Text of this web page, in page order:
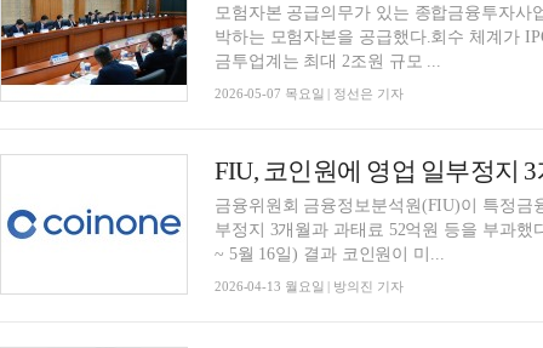
모험자본 공급의무가 있는 종합금융투자사
박하는 모험자본을 공급했다.회수 체계가
금투업계는 최대 2조원 규모 ...
2026-05-07 목요일 | 정선은 기자
FIU, 코인원에 영업 일부정지
금융위원회 금융정보분석원(FIU)이 특정
부정지 3개월과 과태료 52억원 등을 부과했
~ 5월 16일) 결과 코인원이 미...
2026-04-13 월요일 | 방의진 기자